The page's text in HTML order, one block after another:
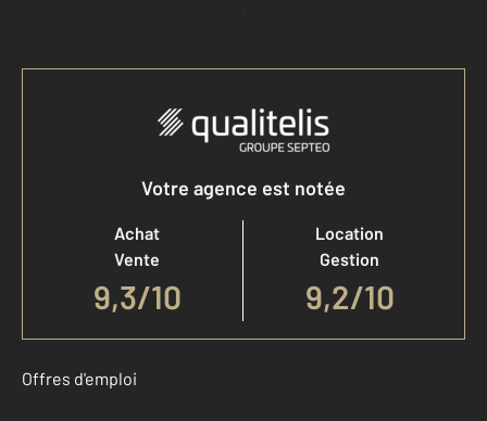
Accéder à mon compte
Votre agence est notée
Achat
Vente
9,3/10
Location
Gestion
9,2/10
Offres d'emploi